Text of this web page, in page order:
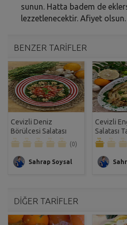
sunun. Hatta badem de
lezzetlenecektir. Afiyet olsun.
BENZER TARİFLER
Cevizli Deniz
Börülcesi Salatası
Tarifi
(0)
Sahrap Soysal
Cevizli
Salatası
DİĞER TARİFLER